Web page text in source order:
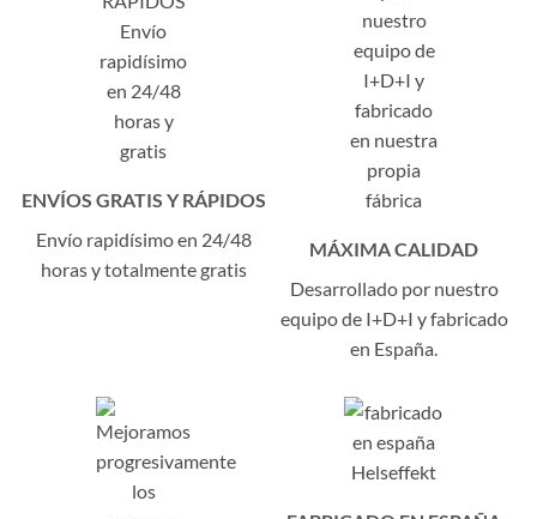
ENVÍOS GRATIS Y RÁPIDOS
Envío rapidísimo en 24/48
horas y totalmente gratis
MÁXIMA CALIDAD
Desarrollado por nuestro
equipo de I+D+I y fabricado
en España.